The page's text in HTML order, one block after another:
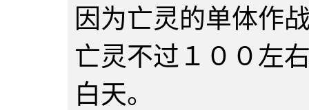
因为亡灵的单体作
亡灵不过１００左
白天。